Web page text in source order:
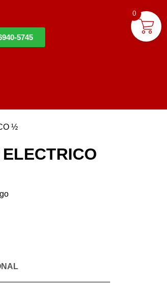
5745
½
0